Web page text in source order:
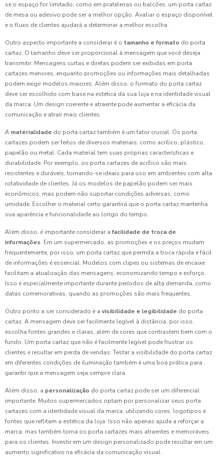
se o espaço for limitado, como em prateleiras ou balcões, um porta cartaz
de mesa ou adesivo pode ser a melhor opção. Avaliar o espaço disponível
e o fluxo de clientes ajudará a determinar a melhor escolha.
Outro aspecto importante a considerar é o tamanho e formato do porta
cartaz. O tamanho deve ser proporcional à mensagem que você deseja
transmitir. Mensagens curtas e diretas podem ser exibidas em porta
cartazes menores, enquanto promoções ou informações mais detalhadas
podem exigir modelos maiores. Além disso, o formato do porta cartaz
deve ser escolhido com base na estética da sua loja e na identidade visual
da marca. Um design coerente e atraente pode aumentar a eficácia da
comunicação e atrair mais clientes.
A materialidade do porta cartaz também é um fator crucial. Os porta
cartazes podem ser feitos de diversos materiais, como acrílico, plástico,
papelão ou metal. Cada material tem suas próprias características e
durabilidade. Por exemplo, os porta cartazes de acrílico são mais
resistentes e duráveis, tornando-se ideais para uso em ambientes com alta
rotatividade de clientes. Já os modelos de papelão podem ser mais
econômicos, mas podem não suportar condições adversas, como
umidade. Escolher o material certo garantirá que o porta cartaz mantenha
sua aparência e funcionalidade ao longo do tempo.
Além disso, é importante considerar a facilidade de troca de
informações. Em um supermercado, as promoções e os preços mudam
frequentemente, por isso, um porta cartaz que permita a troca rápida e fácil
de informações é essencial. Modelos com clipes ou sistemas de encaixe
facilitam a atualização das mensagens, economizando tempo e esforço.
Isso é especialmente importante durante períodos de alta demanda, como
datas comemorativas, quando as promoções são mais frequentes.
Outro ponto a ser considerado é a visibilidade e legibilidade do porta
cartaz. A mensagem deve ser facilmente legível à distância, por isso,
escolha fontes grandes e claras, além de cores que contrastem bem com o
fundo. Um porta cartaz que não é facilmente legível pode frustrar os
clientes e resultar em perda de vendas. Testar a visibilidade do porta cartaz
em diferentes condições de iluminação também é uma boa prática para
garantir que a mensagem seja sempre clara.
Além disso, a personalização do porta cartaz pode ser um diferencial
importante. Muitos supermercados optam por personalizar seus porta
cartazes com a identidade visual da marca, utilizando cores, logotipos e
fontes que reflitam a estética da loja. Isso não apenas ajuda a reforçar a
marca, mas também torna os porta cartazes mais atraentes e memoráveis
para os clientes. Investir em um design personalizado pode resultar em um
aumento significativo na eficácia da comunicação visual.